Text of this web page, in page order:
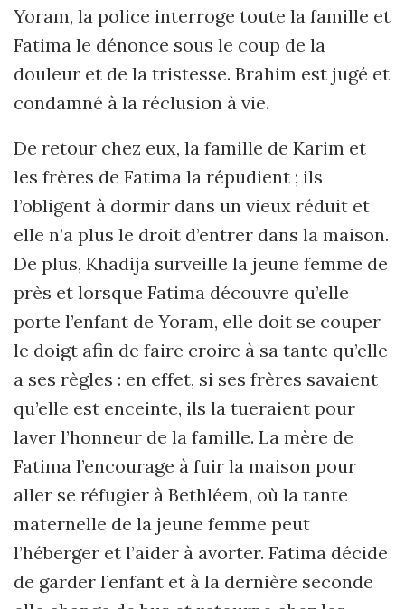
Yoram, la police interroge toute la famille et
Fatima le dénonce sous le coup de la
douleur et de la tristesse. Brahim est jugé et
condamné à la réclusion à vie.
De retour chez eux, la famille de Karim et
les frères de Fatima la répudient ; ils
l’obligent à dormir dans un vieux réduit et
elle n’a plus le droit d’entrer dans la maison.
De plus, Khadija surveille la jeune femme de
près et lorsque Fatima découvre qu’elle
porte l’enfant de Yoram, elle doit se couper
le doigt afin de faire croire à sa tante qu’elle
a ses règles : en effet, si ses frères savaient
qu’elle est enceinte, ils la tueraient pour
laver l’honneur de la famille. La mère de
Fatima l’encourage à fuir la maison pour
aller se réfugier à Bethléem, où la tante
maternelle de la jeune femme peut
l’héberger et l’aider à avorter. Fatima décide
de garder l’enfant et à la dernière seconde